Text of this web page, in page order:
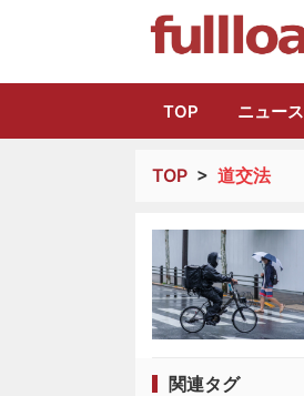
TOP ニュース
TOP > 道交法
関連タグ